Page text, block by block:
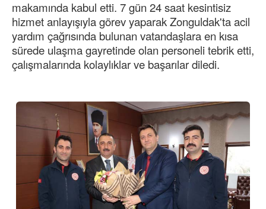
makamında kabul etti. 7 gün 24 saat kesintisiz
hizmet anlayışıyla görev yaparak Zonguldak'ta acil
yardım çağrısında bulunan vatandaşlara en kısa
sürede ulaşma gayretinde olan personeli tebrik etti,
çalışmalarında kolaylıklar ve başarılar diledi.